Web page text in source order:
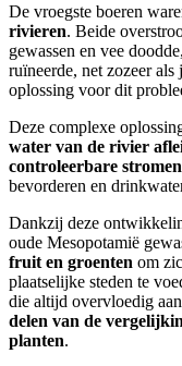
De vroegste boeren
rivieren. Beide
gewassen en vee
ruïneerde, net zozeer
oplossing voor dit
Deze complexe
water van de rivier
controleerbare stromen
bevorderen en
Dankzij deze
oude Mesopotamië
fruit en groenten om
plaatselijke steden te
die altijd overvloedig
delen van de
planten.